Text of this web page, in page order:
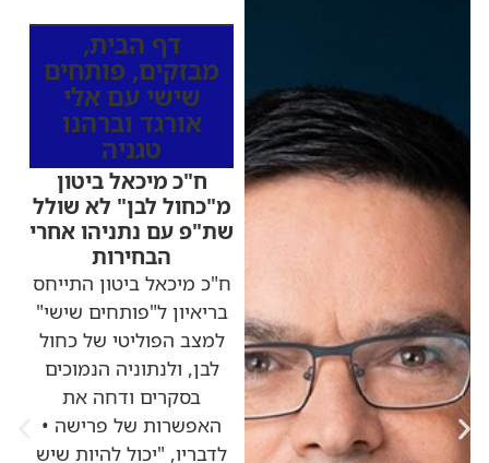
דף הבית,
מבזקים, פותחים
שישי עם אלי
אורגד וברהנו
טגניה
ח"כ מיכאל ביטון
מ"כחול לבן" לא שולל
שת"פ עם נתניהו אחרי
הבחירות
ח"כ מיכאל ביטון התייחס
בריאיון ל"פותחים שישי"
למצב הפוליטי של כחול
לבן, ולנתוניה הנמוכים
בסקרים ודחה את
האפשרות של פרישה •
לדבריו, "יכול להיות שיש